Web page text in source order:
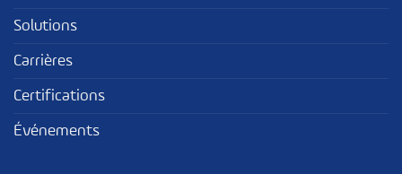
Solutions
Carrières
Certifications
Événements